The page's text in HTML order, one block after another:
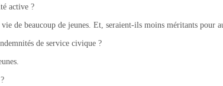
active ?
de beaucoup de jeunes. Et, seraient-ils moins méritants pour
de service civique ?